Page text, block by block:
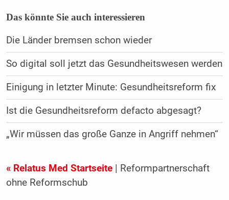
Das könnte Sie auch interessieren
Die Länder bremsen schon wieder
So digital soll jetzt das Gesundheitswesen werden
Einigung in letzter Minute: Gesundheitsreform fix
Ist die Gesundheitsreform defacto abgesagt?
„Wir müssen das große Ganze in Angriff nehmen“
« Relatus Med Startseite| Reformpartnerschaft
ohne Reformschub